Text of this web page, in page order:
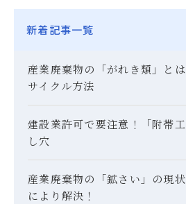
新着記事一覧
産業廃棄物の「がれき類」と
サイクル方法
建設業許可で要注意！「附帯
し穴
産業廃棄物の「鉱さい」の現
により解決！